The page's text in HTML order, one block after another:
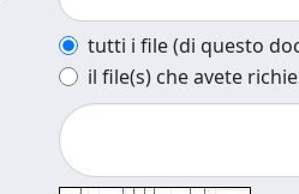
tutti i file (di questo
il file(s) che avete